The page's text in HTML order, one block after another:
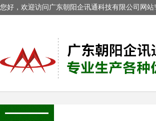
您好，欢迎访问广东朝阳企讯通科技有限公司网站!